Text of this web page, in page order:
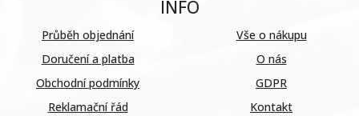
INFO
Průběh objednání
Doručení a platba
Obchodní podmínky
Reklamační řád
Vše o nákupu
O nás
GDPR
Kontakt